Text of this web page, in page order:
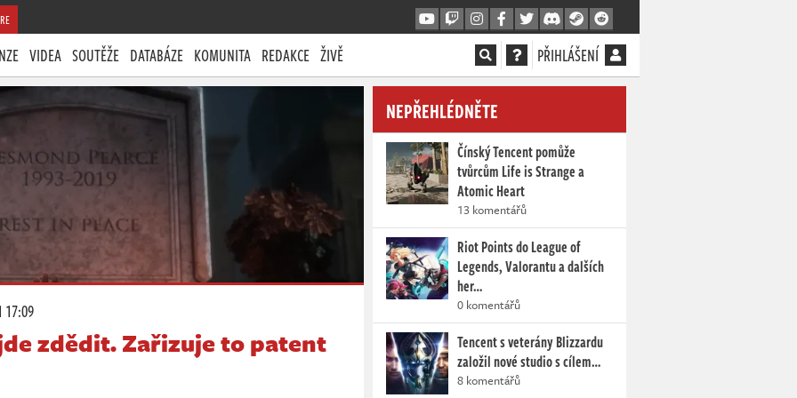
VIDEA SOUTĚŽE DATABÁZE KOMUNITA REDAKCE ŽIVĚ PŘIHLÁŠENÍ
17:09
zdědit. Zařizuje to patent
NEPŘEHLÉDNĚTE
Čínský Tencent pomůže
tvůrcům Life is Strange a
Atomic Heart
13 komentářů
Riot Points do League of
Legends, Valorantu a dalších
her…
0 komentářů
Tencent s veterány Blizzardu
založil nové studio s cílem…
8 komentářů